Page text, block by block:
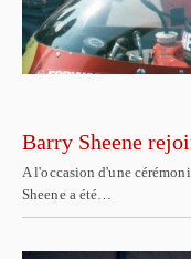
Barry Sheene
A l'occasion d'une
Sheene a été…